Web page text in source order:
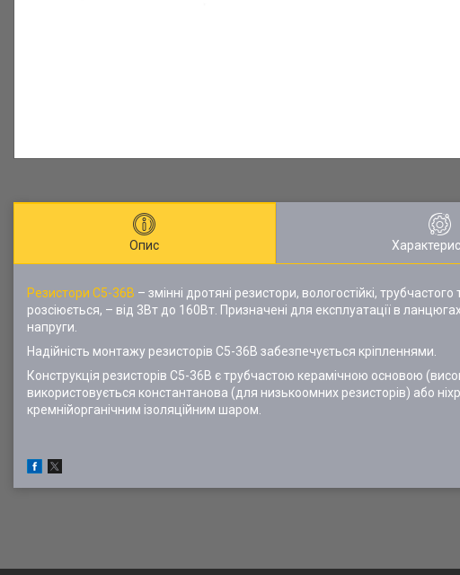
Опис
Резистори С5-36В – змінні дротяні резистори, вологостійкі,
розсіюється, – від 3Вт до 160Вт. Призначені для експлуатації в
напруги.
Надійність монтажу резисторів С5-36В забезпечується кріпленнями.
Конструкція резисторів С5-36В є трубчастою керамічною основою
використовується константанова (для низькоомних резисторів) або
кремнійорганічним ізоляційним шаром.